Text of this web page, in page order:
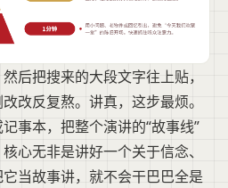
后把搜来的大段文字往上贴，
改反复熬。讲真，这步最烦。
事本，把整个演讲的“故事线”
心无非是讲好一个关于信念、
当故事讲，就不会干巴巴全是